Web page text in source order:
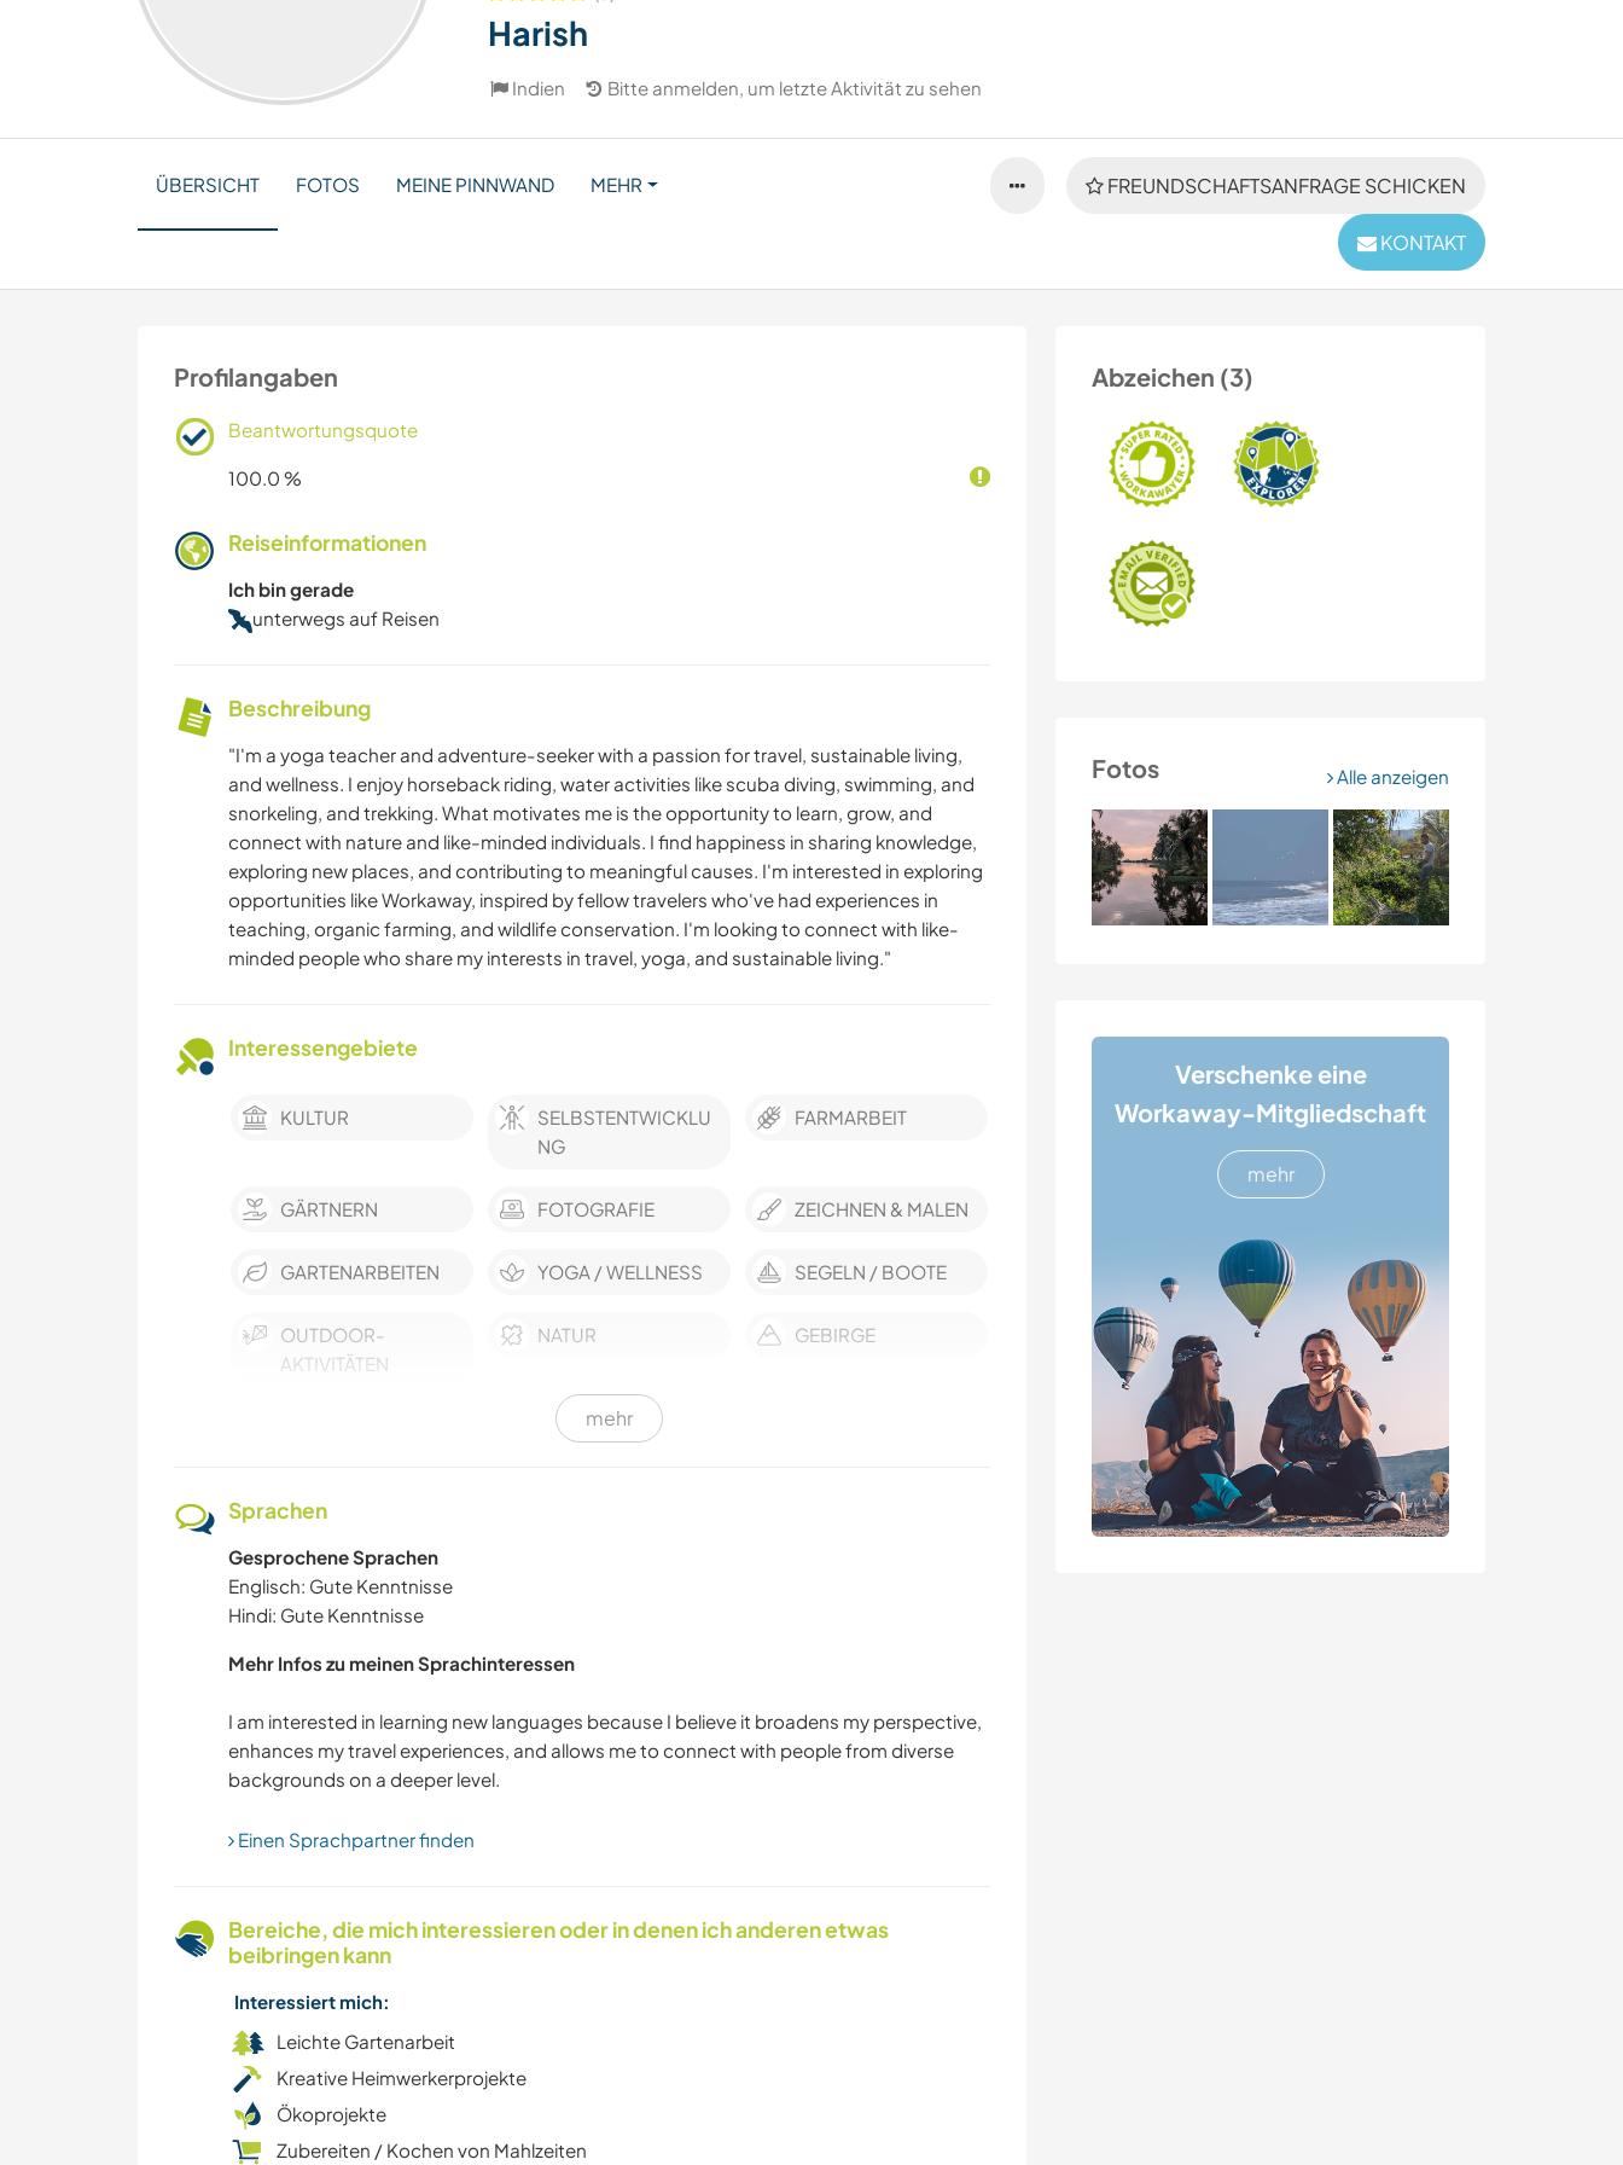
Harish
Indien Bitte anmelden, um letzte Aktivität zu sehen
FREUNDSCHAFTSANFRAGE SCHICKEN
KONTAKT
ÜBERSICHT FOTOS MEINE PINNWAND MEHR
Abzeichen (3)
Fotos Alle anzeigen
Verschenke eine
Workaway-Mitgliedschaft
mehr
Profilangaben
Beantwortungsquote
100.0 %
Reiseinformationen
Ich bin gerade
unterwegs auf Reisen
Beschreibung
"I'm a yoga teacher and adventure-seeker with a passion for travel, sustainable living,
and wellness. I enjoy horseback riding, water activities like scuba diving, swimming, and
snorkeling, and trekking. What motivates me is the opportunity to learn, grow, and
connect with nature and like-minded individuals. I find happiness in sharing knowledge,
exploring new places, and contributing to meaningful causes. I'm interested in exploring
opportunities like Workaway, inspired by fellow travelers who've had experiences in
teaching, organic farming, and wildlife conservation. I'm looking to connect with like-
minded people who share my interests in travel, yoga, and sustainable living."
Interessengebiete
KULTUR
SELBSTENTWICKLU
NG
FARMARBEIT
GÄRTNERN FOTOGRAFIE ZEICHNEN & MALEN
GARTENARBEITEN YOGA / WELLNESS SEGELN / BOOTE
OUTDOOR-
AKTIVITÄTEN
NATUR GEBIRGE
CAMPING
mehr
Sprachen
Gesprochene Sprachen
Englisch: Gute Kenntnisse
Hindi: Gute Kenntnisse
Mehr Infos zu meinen Sprachinteressen
I am interested in learning new languages because I believe it broadens my perspective,
enhances my travel experiences, and allows me to connect with people from diverse
Einen Sprachpartner finden
Bereiche, die mich interessieren oder in denen ich anderen etwas
beibringen kann
Interessiert mich:
Leichte Gartenarbeit
Kreative Heimwerkerprojekte
Ökoprojekte
Zubereiten / Kochen von Mahlzeiten